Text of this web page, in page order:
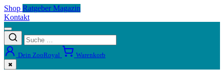
Shop Ratgeber Magazin
Kontakt
Dein ZooRoyal Warenkorb
✖